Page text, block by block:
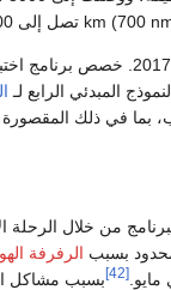
قام النموذج المبدئي الثاني بأول رحلة له في
المبدئي الرابع لـ
بما في ذلك
من خلال الرحلة
بسبب الرفرفة
[42]
بسبب مشاكل